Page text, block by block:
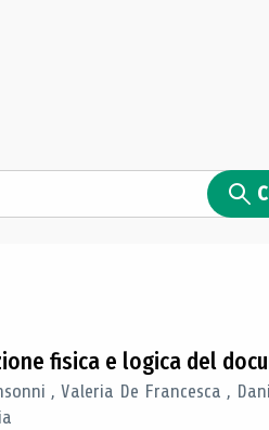
fisica e logica del
, Valeria De Francesca ,